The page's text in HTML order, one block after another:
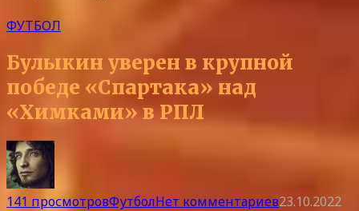
ФУТБОЛ
Булыкин уверен в крупной
победе «Спартака» над
«Химками» в РПЛ
141 просмотровФутболНет комментариев23.10.2022